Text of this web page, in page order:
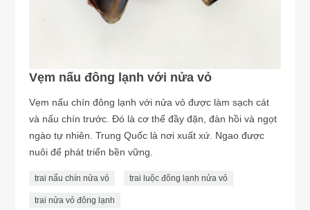
Vẹm nấu đông lạnh với nửa vỏ
Vẹm nấu chín đông lạnh với nửa vỏ được làm sạch cát
và nấu chín trước. Đó là cơ thể đầy đặn, đàn hồi và ngọt
ngào tự nhiên. Trung Quốc là nơi xuất xứ. Ngao được
nuôi để phát triển bền vững.
trai nấu chín nửa vỏ trai luộc đông lạnh nửa vỏ
trai nửa vỏ đông lạnh